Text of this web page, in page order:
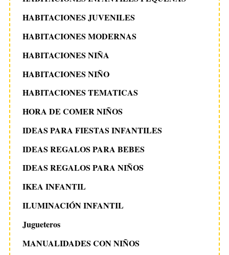
HABITACIONES JUVENILES
HABITACIONES MODERNAS
HABITACIONES NIÑA
HABITACIONES NIÑO
HABITACIONES TEMATICAS
HORA DE COMER NIÑOS
IDEAS PARA FIESTAS INFANTILES
IDEAS REGALOS PARA BEBES
IDEAS REGALOS PARA NIÑOS
IKEA INFANTIL
ILUMINACIÓN INFANTIL
Jugueteros
MANUALIDADES CON NIÑOS